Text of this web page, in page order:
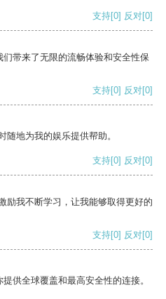
支持[0] 反对[0]
带来了无限的流畅体验和安全性保
支持[0] 反对[0]
随地为我的娱乐提供帮助。
支持[0] 反对[0]
励我不断学习，让我能够取得更好的
支持[0] 反对[0]
供全球覆盖和最高安全性的连接。